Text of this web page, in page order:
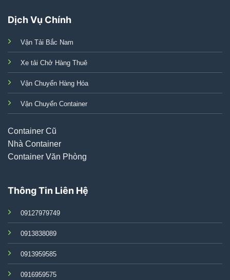
Dịch Vụ Chính
Vận Tải Bắc Nam
Xe tải Chở Hàng Thuê
Vận Chuyển Hàng Hóa
Vận Chuyển Container
Container Cũ
Nhà Container
Container Văn Phòng
Thông Tin Liên Hệ
09127979749
0913838089
0913959585
0916959575